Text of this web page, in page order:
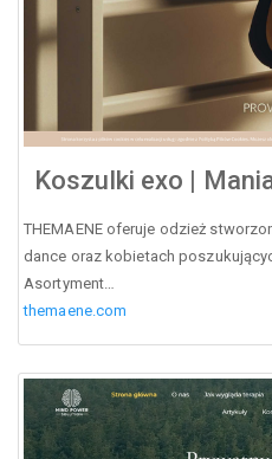
Koszulki exo |
THEMAENE oferuje odzież
dance oraz kobietach
Asortyment…
themaene.com